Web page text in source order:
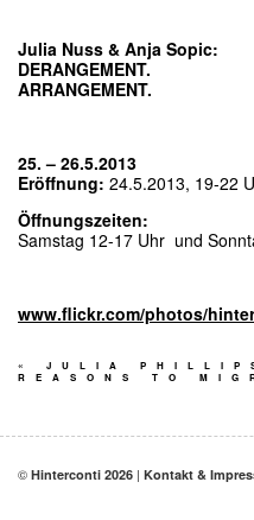
Julia Nuss & Anja Sopic:
DERANGEMENT.
ARRANGEMENT.
25. – 26.5.2013
Eröffnung: 24.5.2013, 19-22
Öffnungszeiten:
Samstag 12-17 Uhr und
www.flickr.com/photos/
«
JULIA
REASONS TO
© Hinterconti 2026 | Kontakt &